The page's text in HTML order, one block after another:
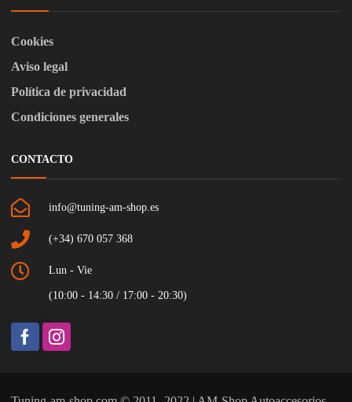
Cookies
Aviso legal
Política de privacidad
Condiciones generales
CONTACTO
info@tuning-am-shop.es
(+34) 670 057 368
Lun - Vie
(10:00 - 14:30 / 17:00 - 20:30)